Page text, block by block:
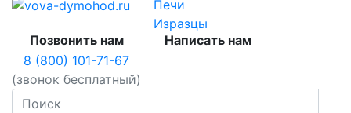
Печи
Изразцы
Позвонить нам
8 (800) 101-71-67
(звонок бесплатный)
Написать нам